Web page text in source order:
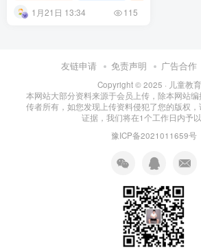
1月21日 13:34 115
友链申请 免责声明 广告合作
Copyright © 2025 · 儿童教
本网站大部分资料来源于会员上传，除本网站
传者所有，如您发现上传资料侵犯了您的版权
证据，我们将在1个工作日内予以
豫ICP备2021011659号